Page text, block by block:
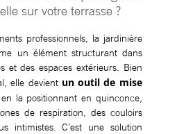
sur votre terrasse ?
professionnels, la jardinière
un élément structurant dans
et des espaces extérieurs. Bien
elle devient un outil de mise
en la positionnant en quinconce,
de respiration, des couloirs
intimistes. C’est une solution